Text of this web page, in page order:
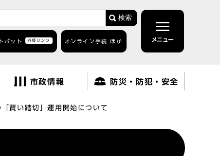
検索
ボット 外部リンク オンライン手続 ほか メニュー
市政情報 防災・防犯・安全
賢い踏切」運用開始について